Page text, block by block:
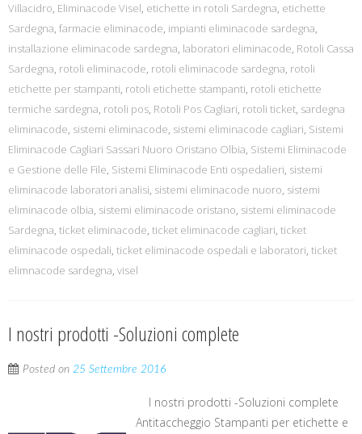
Villacidro, Eliminacode Visel, etichette in rotoli Sardegna, etichette
Sardegna, farmacie eliminacode, impianti eliminacode sardegna,
installazione eliminacode sardegna, laboratori eliminacode, Rotoli Cassa
Sardegna, rotoli eliminacode, rotoli eliminacode sardegna, rotoli
etichette per stampanti, rotoli etichette stampanti, rotoli etichette
termiche sardegna, rotoli pos, Rotoli Pos Cagliari, rotoli ticket, sardegna
eliminacode, sistemi eliminacode, sistemi eliminacode cagliari, Sistemi
Eliminacode Cagliari Sassari Nuoro Oristano Olbia, Sistemi Eliminacode
e Gestione delle File, Sistemi Eliminacode Enti ospedalieri, sistemi
eliminacode laboratori analisi, sistemi eliminacode nuoro, sistemi
eliminacode olbia, sistemi eliminacode oristano, sistemi eliminacode
Sardegna, ticket eliminacode, ticket eliminacode cagliari, ticket
eliminacode ospedali, ticket eliminacode ospedali e laboratori, ticket
elimnacode sardegna, visel
I nostri prodotti -Soluzioni complete
Posted on 25 Settembre 2016
I nostri prodotti -Soluzioni complete
Antitaccheggio Stampanti per etichette e